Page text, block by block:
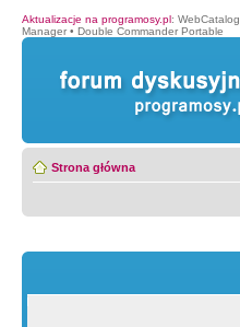
Aktualizacje na programosy.pl: WebCatalog
Manager • Double Commander Portable
Strona główna